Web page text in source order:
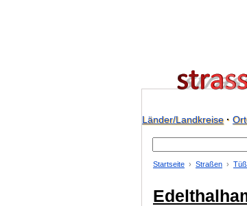
Länder/Landkreise·
Startseite Straßen